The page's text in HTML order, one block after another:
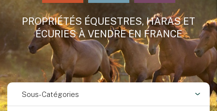
PROPRIÉTÉS ÉQUESTRES, HARAS ET
ÉCURIES À VENDRE EN FRANCE
Sous-Catégories